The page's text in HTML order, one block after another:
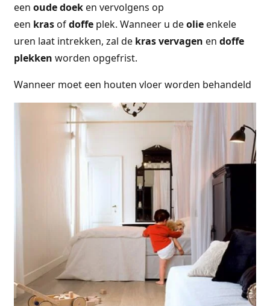
een oudedoeken vervolgens op
een krasofdoffeplek. Wanneer u deolieenkele
uren laat intrekken, zal de krasvervagen en doffe
plekken worden opgefrist.
Wanneer moet een houten vloer worden behandeld